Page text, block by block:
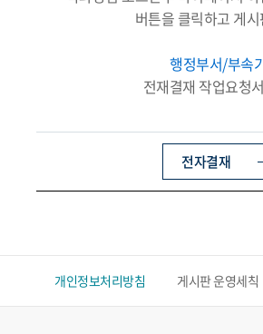
버튼을 클릭하고 게
행정부서/부속
전재결재 작업요청
전자결재
개인정보처리방침 게시판 운영세칙